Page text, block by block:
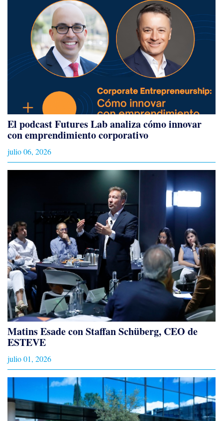
El podcast Futures Lab analiza cómo innovar
con emprendimiento corporativo
julio 06, 2026
Matins Esade con Staffan Schüberg, CEO de
ESTEVE
julio 01, 2026